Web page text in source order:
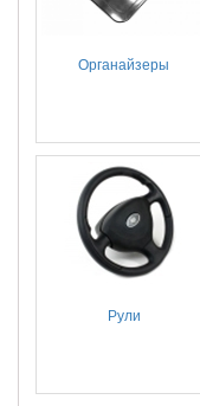
Органайзеры
Рули